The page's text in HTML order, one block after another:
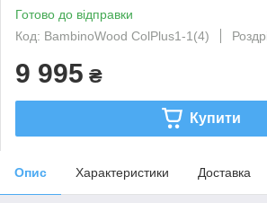
Готово до відправки
Код: BambinoWood ColPlus1-1(4)
9 995 ₴
Купити
Опис Характеристики Доставка